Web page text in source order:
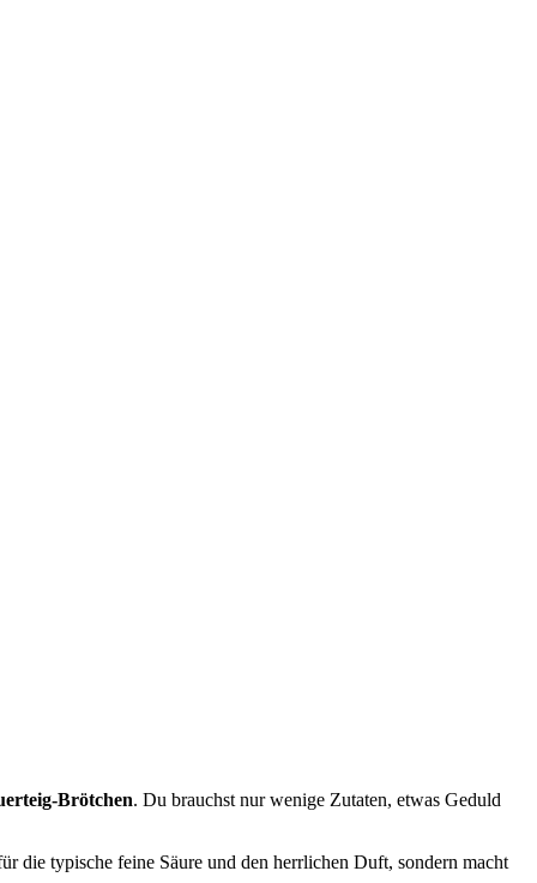
Brötchen. Du brauchst nur wenige Zutaten, etwas Geduld
die typische feine Säure und den herrlichen Duft, sondern macht